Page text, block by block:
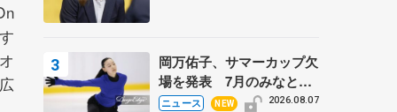
岡万佑子、サマーカップ欠
場を発表 7月のみなとア
クルス杯は腰痛の影響で
ニュース NEW 2026.08.07